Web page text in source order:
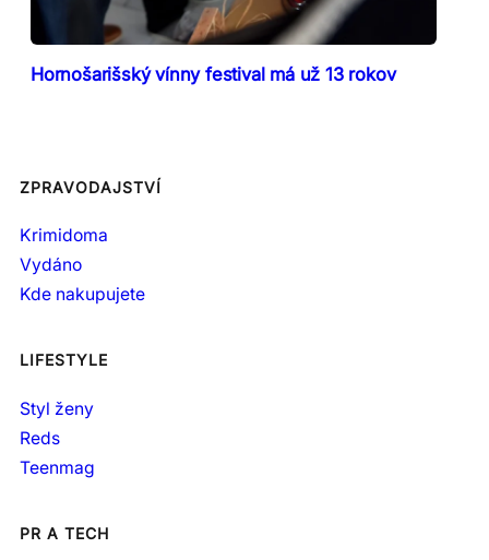
Hornošarišský vínny festival má už 13 rokov
ZPRAVODAJSTVÍ
Krimidoma
Vydáno
Kde nakupujete
LIFESTYLE
Styl ženy
Reds
Teenmag
PR A TECH